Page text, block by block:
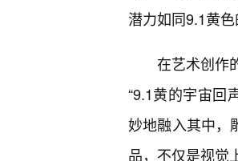
潜力如同9.1黄
在艺术创作
“9.1黄的宇宙回
妙地融入其中，
品，不仅是视觉